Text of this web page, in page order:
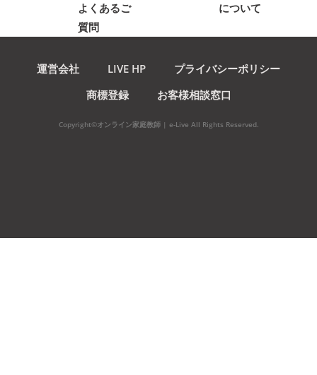
よくあるご
質問
について
運営会社 LIVE HP
プライバシーポリシー
商標登録
お客様相談窓口
Copyright©オンライン家庭教師 | e-Live All Rights Reserved.